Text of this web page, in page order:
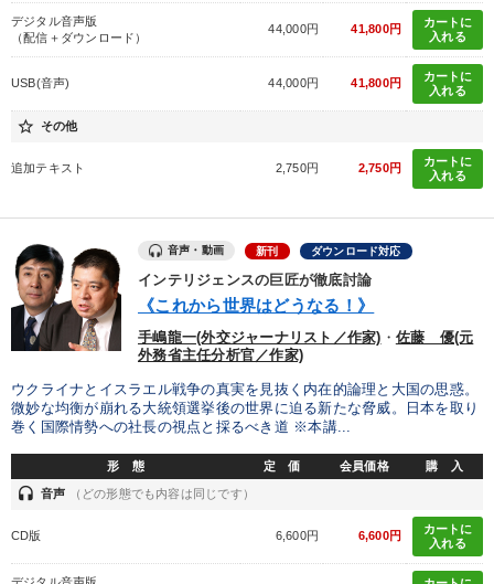
デジタル音声版
（配信＋ダウンロード）
44,000円 41,800円
カートに
入れる
USB(音声) 44,000円 41,800円
カートに
入れる
star_border その他
追加テキスト 2,750円 2,750円
カートに
入れる
音声・動画 新刊 ダウンロード対応
インテリジェンスの巨匠が徹底討論
《これから世界はどうなる！》
手嶋龍一(外交ジャーナリスト／作家) ・ 佐藤 優(元
外務省主任分析官／作家)
ウクライナとイスラエル戦争の真実を見抜く内在的論理と大国の思惑。
微妙な均衡が崩れる大統領選挙後の世界に迫る新たな脅威。日本を取り
巻く国際情勢への社長の視点と採るべき道 ※本講...
形 態 定 価 会員価格 購 入
headset 音声 （どの形態でも内容は同じです）
CD版 6,600円 6,600円
カートに
入れる